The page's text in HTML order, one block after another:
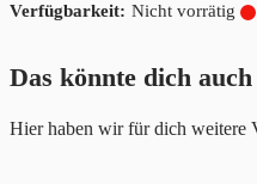
Nicht vorrätig
Das könnte dich
Hier haben wir für dich weitere